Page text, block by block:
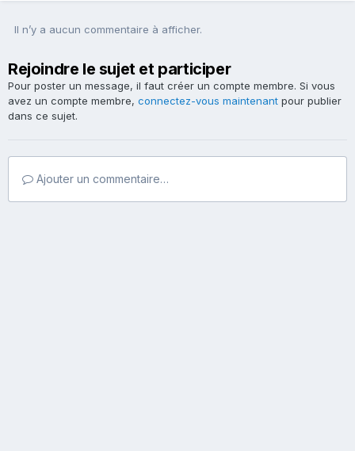
Il n’y a aucun commentaire à afficher.
Rejoindre le sujet et participer
Pour poster un message, il faut créer un compte membre. Si vous
avez un compte membre, connectez-vous maintenant pour publier
dans ce sujet.
Ajouter un commentaire…